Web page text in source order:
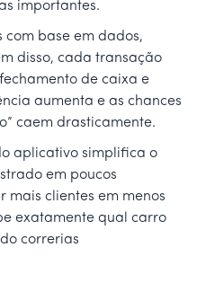
importantes.
com base em dados,
disso, cada transação
de caixa e
aumenta e as chances
caem drasticamente.
aplicativo simplifica o
em poucos
mais clientes em menos
exatamente qual carro
correrias